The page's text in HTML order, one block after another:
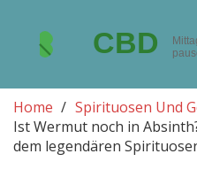
Home
Spirituosen Und
Ist Wermut noch in
dem legendären